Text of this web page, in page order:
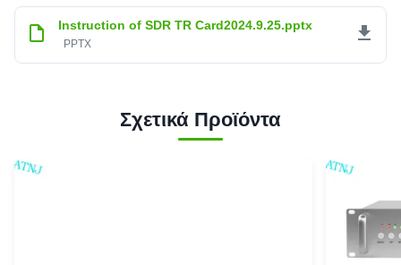
Instruction of SDR TR Card2024.9.25.pptx
PPTX
Σχετικά Προϊόντα